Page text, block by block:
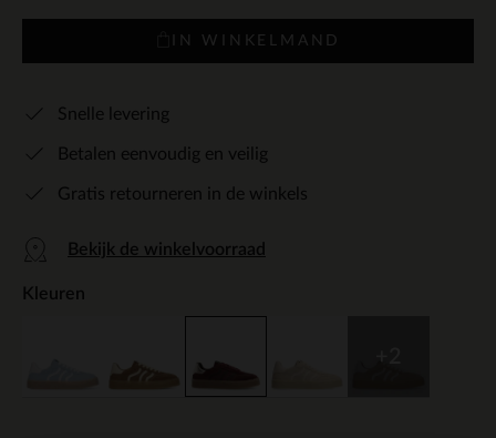
IN WINKELMAND
Snelle levering
Betalen eenvoudig en veilig
Gratis retourneren in de winkels
Bekijk de winkelvoorraad
Kleuren
+2